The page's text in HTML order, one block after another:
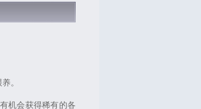
。
机会获得稀有的各